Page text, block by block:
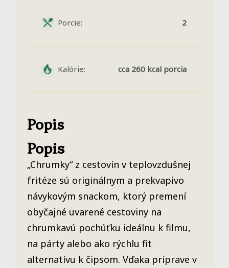
Porcie: 2
Kalórie: cca 260 kcal porcia
Popis
Popis
„Chrumky“ z cestovín v teplovzdušnej
fritéze sú originálnym a prekvapivo
návykovým snackom, ktorý premení
obyčajné uvarené cestoviny na
chrumkavú pochúťku ideálnu k filmu,
na párty alebo ako rýchlu fit
alternatívu k čipsom. Vďaka príprave v